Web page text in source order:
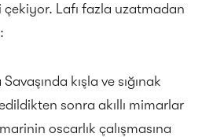
Lafı fazla uzatmadan
kışla ve sığınak
sonra akıllı mimarlar
oscarlık çalışmasına